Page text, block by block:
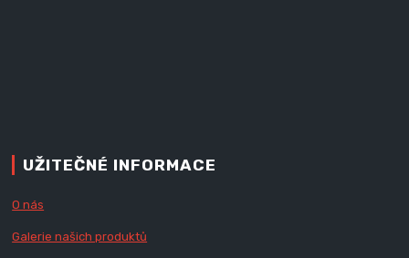
UŽITEČNÉ INFORMACE
O nás
Galerie našich produktů